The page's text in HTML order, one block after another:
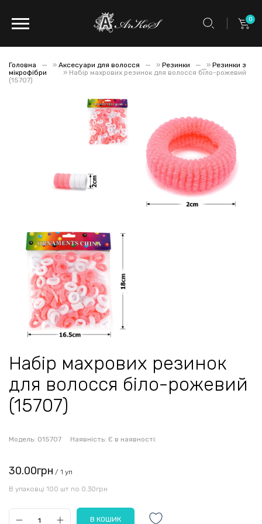
0
Головна » Аксесуари для волосся » Резинки » Резинки з
мікрофібри
» Набір махрових резинок для волосся біло-рожевий
(15707)
Набір махрових резинок
для волосся біло-рожевий
(15707)
Модель: 015707 Наявність: Є в наявності:
30.00грн / 1 уп
В упаковці 100 шт по 0.30грн